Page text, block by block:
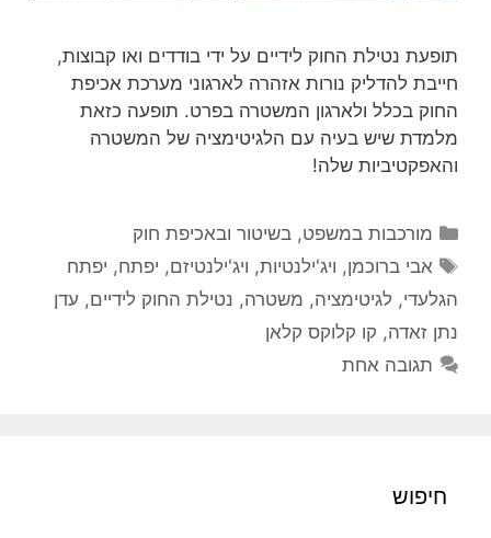
תופעת נטילת החוק לידיים על ידי בודדים ואו קבוצות,
חייבת להדליק נורות אזהרה לארגוני מערכת אכיפת
החוק בכלל ולארגון המשטרה בפרט. תופעה כזאת
מלמדת שיש בעיה עם הלגיטימציה של המשטרה
והאפקטיביות שלה!
קטגוריות
מורכבות במשפט, בשיטור ובאכיפת חוק
תגיות
אבי ברוכמן, ויג'ילנטיות, ויג'ילנטיזם, יפתח, יפתח
הגלעדי, לגיטימציה, משטרה, נטילת החוק לידיים, עדן
נתן זאדה, קו קלוקס קלאן
תגובה אחת
חיפוש